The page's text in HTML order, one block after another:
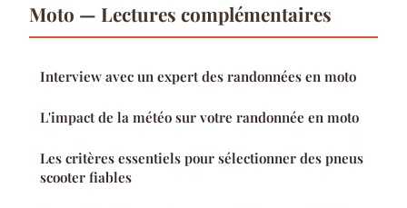
Moto — Lectures complémentaires
Interview avec un expert des randonnées en moto
L'impact de la météo sur votre randonnée en moto
Les critères essentiels pour sélectionner des pneus
scooter fiables